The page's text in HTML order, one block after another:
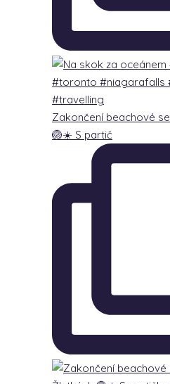
Zakončení beachové
🏐☀️ S partič